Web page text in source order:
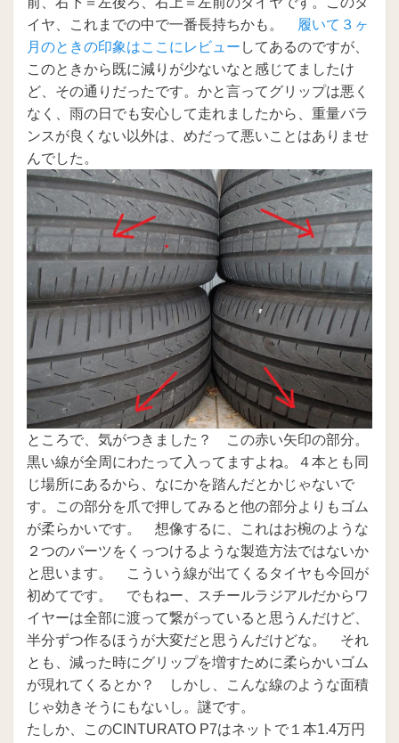
イヤ、これまでの中で一番長持ちかも。
履いて３ヶ
月のときの印象はここにレビュー してあるのですが、
このときから既に減りが少ないなと感じてましたけ
ど、その通りだったです。かと言ってグリップは悪く
なく、雨の日でも安心して走れましたから、重量バラ
ンスが良くない以外は、めだって悪いことはありませ
んでした。
ところで、気がつきました？ この赤い矢印の部分。
黒い線が全周にわたって入ってますよね。４本とも同
じ場所にあるから、なにかを踏んだとかじゃないで
す。この部分を爪で押してみると他の部分よりもゴム
が柔らかいです。 想像するに、これはお椀のような
２つのパーツをくっつけるような製造方法ではないか
と思います。 こういう線が出てくるタイヤも今回が
初めてです。 でもねー、スチールラジアルだからワ
イヤーは全部に渡って繋がっていると思うんだけど、
半分ずつ作るほうが大変だと思うんだけどな。 それ
とも、減った時にグリップを増すために柔らかいゴム
が現れてくるとか？ しかし、こんな線のような面積
じゃ効きそうにもないし。謎です。
たしか、このCINTURATO P7はネットで１本1.4万円